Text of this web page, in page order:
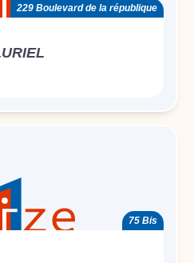
229 Boulevard de la république
75 Bis